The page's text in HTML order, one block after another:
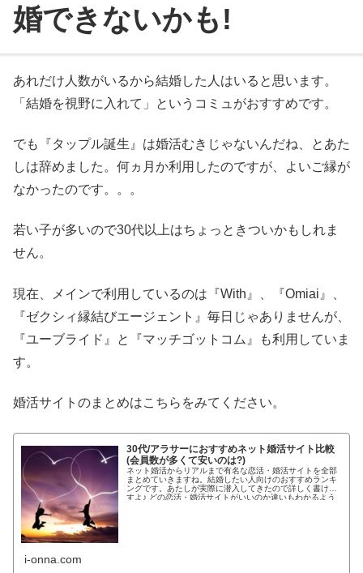
婚できないかも!
あれだけ人数がいるから結婚した人はいると思います。
「結婚を視野に入れて」というコミュがおすすめです。
でも『タップル誕生』は婚活むきじゃないんだね、とあた
しは辞めました。何ヵ月か利用したのですが、よいご縁が
なかったのです。。。
若い子が多いので30代以上はちょっときついかもしれま
せん。
現在、メインで利用しているのは『With』、『Omiai』、
『ゼクシィ縁結びエージェント』毎日じゃありませんが、
『ユーブライド』と『マッチゴットコム』も利用していま
す。
婚活サイトのまとめはこちらをみてください。
30代/アラサーにおすすめネット婚活サイト比較
(会員数が多くて安いのは?)
ネット婚活からリアルまで有名な恋活・婚活サイトを全部
まとめていきますね。結婚したい人向けのおすすめランキ
ングです。あたしが実際に潜入してきたので詳しく書けま
すよ♪ どの恋活・婚活サイトがいいのか違いもわかるよう
i-onna.com